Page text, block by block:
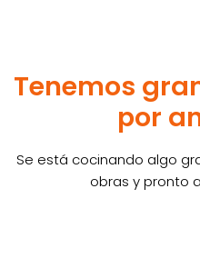
Tenemos
por
Se está cocinando algo
obras y pronto